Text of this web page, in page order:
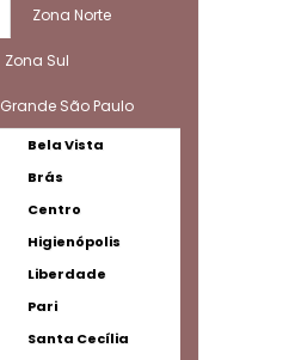
Zona Norte
Zona Sul
Grande São Paulo
Bela Vista
Brás
Centro
Higienópolis
Liberdade
Pari
Santa Cecília